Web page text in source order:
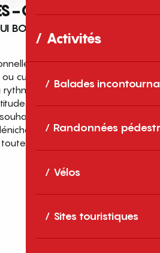
Activités
Balades
Randonnées
Vélos
Sites touristiques
ORIENTALES
BOUGE TOUTE L’ANNÉE
concerts, expositions,
culturels… les Pyrénées-
rythme de grands temps forts
d’événements de
vivre les
des sorties près de
les infos dans notre
et sorties
en famille
Pyrénées-Orientales
villages de
espaces naturels, les
sont une destination
des moments en
tout au long...